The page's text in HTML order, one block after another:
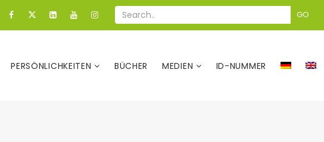
GO
PERSÖNLICHKEITEN BÜCHER MEDIEN ID-NUMMER